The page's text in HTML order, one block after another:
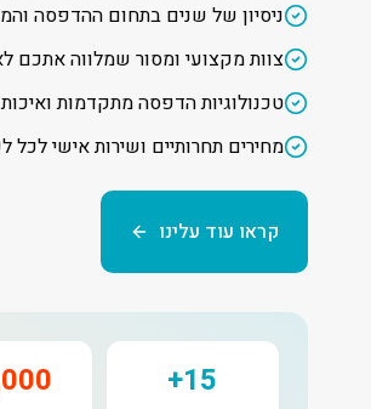
ניסיון של שנים בתחום ההדפסה
צוות מקצועי ומסור שמלווה אתכם
טכנולוגיות הדפסה מתקדמות
מחירים תחרותיים ושירות אישי לכל
קראו עוד עלינו
15+